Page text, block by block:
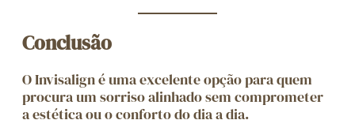
Conclusão
O Invisalign é uma excelente opção para quem
procura um sorriso alinhado sem comprometer
a estética ou o conforto do dia a dia.